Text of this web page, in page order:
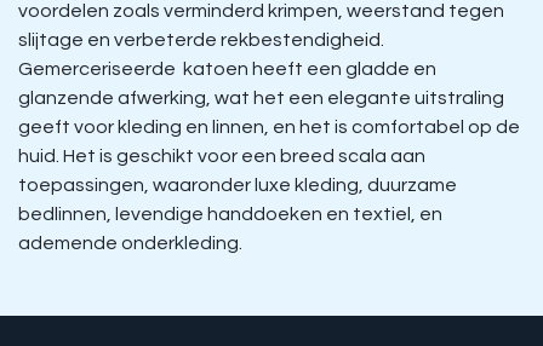
voordelen zoals verminderd krimpen, weerstand tegen
slijtage en verbeterde rekbestendigheid.
Gemerceriseerde katoen heeft een gladde en
glanzende afwerking, wat het een elegante uitstraling
geeft voor kleding en linnen, en het is comfortabel op de
huid. Het is geschikt voor een breed scala aan
toepassingen, waaronder luxe kleding, duurzame
bedlinnen, levendige handdoeken en textiel, en
ademende onderkleding.